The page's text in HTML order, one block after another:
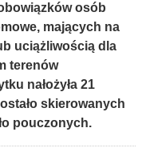
osób
mających na
uciążliwością dla
terenów
nałożyła 21
skierowanych
pouczonych.